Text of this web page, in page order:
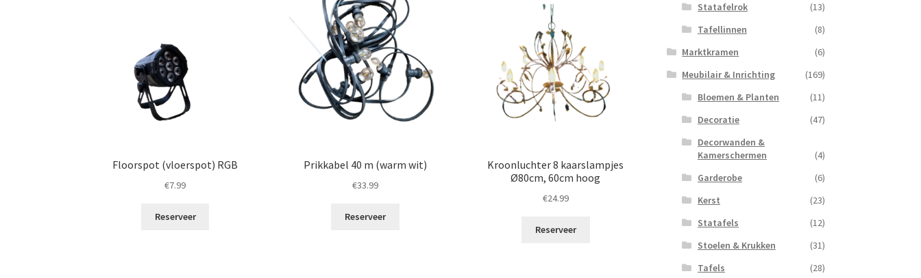
Floorspot (vloerspot) RGB
€7.99
Reserveer
Prikkabel 40 m (warm wit)
€33.99
Reserveer
Kroonluchter 8 kaarslampjes
Ø80cm, 60cm hoog
€24.99
Reserveer
Statafelrok
(13)
Tafellinnen
(8)
Marktkramen
(6)
Meubilair & Inrichting
(169)
Bloemen & Planten
(11)
Decoratie
(47)
Decorwanden &
Kamerschermen
(4)
Garderobe
(6)
Kerst
(23)
Statafels
(12)
Stoelen & Krukken
(31)
Tafels
(28)